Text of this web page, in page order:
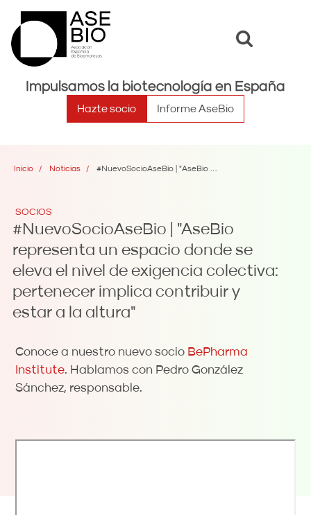
Toggle
Impulsamos la biotecnología en España
Hazte socio Informe AseBio
Inicio Noticias #NuevoSocioAseBio | "AseBio representa un espacio donde se eleva el nivel de exigencia colectiva: pertenecer implica contribuir y estar a la altura"
SOCIOS
#NuevoSocioAseBio | "AseBio
representa un espacio donde se
eleva el nivel de exigencia colectiva:
pertenecer implica contribuir y
estar a la altura"
Conoce a nuestro nuevo socio BePharma
Institute. Hablamos con Pedro González
Sánchez, responsable.